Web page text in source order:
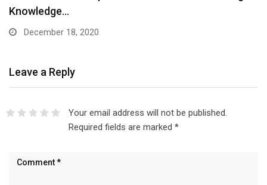
Knowledge…
December 18, 2020
Leave a Reply
Your email address will not be published.
Required fields are marked *